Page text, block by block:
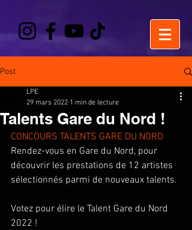
Post
Talents Gare du Nord !
LPE
29 mars 2022 1 min de lecture
CONCOURS TALENTS GARE DU NORD
Rendez-vous en Gare du Nord, pour
découvrir les prestations de 12 artistes
sélectionnés parmi de nouveaux talents.
Votez pour élire le Talent Gare du Nord
2022 !